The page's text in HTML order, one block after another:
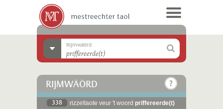
Rijmwäörd
RIJMWÄÖRD
338 rizzeltaote veur 't woord priffereerde(t)